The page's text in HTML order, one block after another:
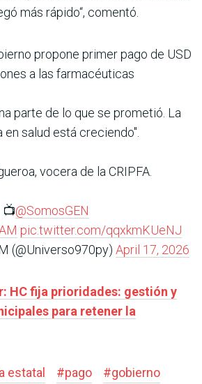
más rápido“, comentó.
propone primer pago de USD
a las farmacéuticas
parte de lo que se prometió. La
en salud está creciendo".
vocera de la CRIPFA.
📺@SomosGEN
pic.twitter.com/qqxkmKUeNJ
(@Universo970py) April 17, 2026
HC fija prioridades: gestión y
para retener la
estatal #pago #gobierno